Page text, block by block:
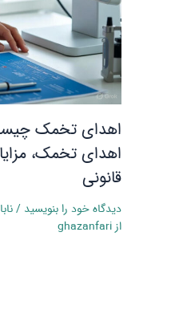
اهدای تخمک
اهدای تخمک،
قانونی
دیدگاه‌ خود را بنویسید /
از ghazanfari